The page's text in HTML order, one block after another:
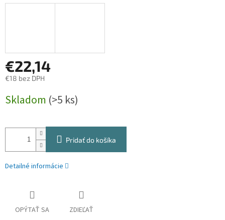
€22,14
€18 bez DPH
cena:
Skladom (>5 ks)
Pridať do košíka
Detailné informácie
OPÝTAŤ SA ZDIEĽAŤ